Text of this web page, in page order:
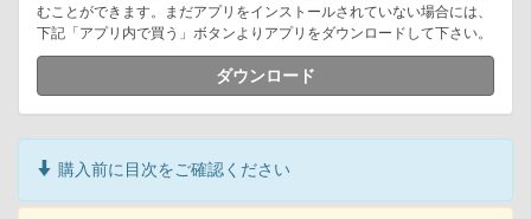
むことができます。まだアプリをインストールされていない場合には、
下記「アプリ内で買う」ボタンよりアプリをダウンロードして下さい。
ダウンロード
購入前に目次をご確認ください